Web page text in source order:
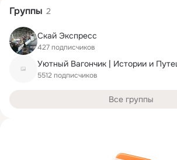
Группы 2
Скай Экспресс
427 подписчиков
Уютный Вагончик | Истории и
5512 подписчиков
Все группы